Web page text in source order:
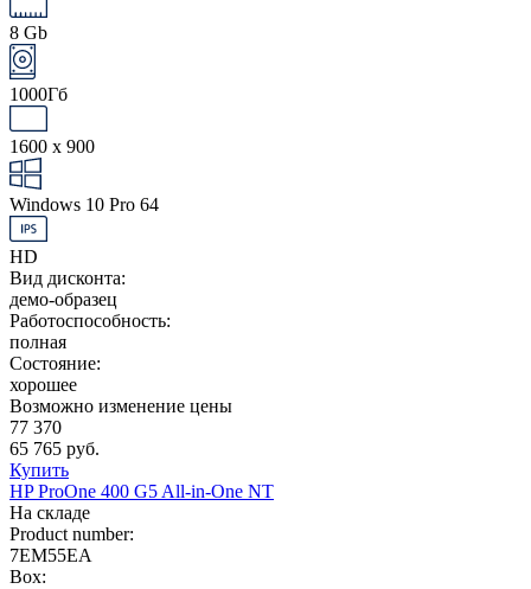
8 Gb
1000Гб
1600 x 900
Windows 10 Pro 64
HD
Вид дисконта:
демо-образец
Работоспособность:
полная
Состояние:
хорошее
Возможно изменение цены
77 370
65 765 руб.
Купить
HP ProOne 400 G5 All-in-One NT
На складе
Product number:
7EM55EA
Box: